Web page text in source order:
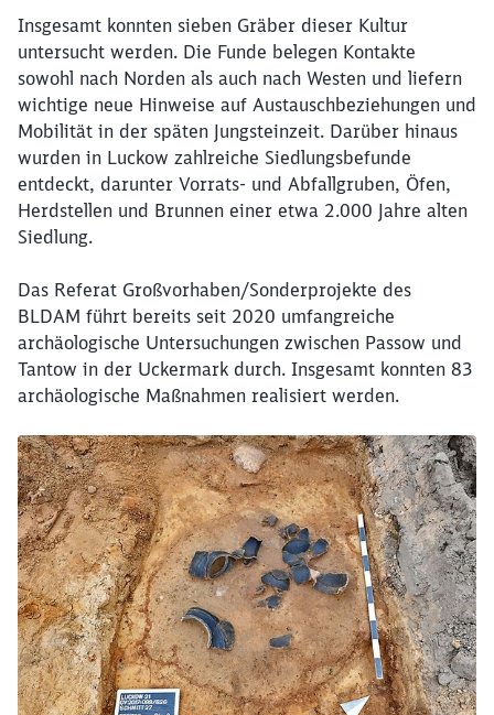
Insgesamt konnten sieben Gräber dieser Kultur
untersucht werden. Die Funde belegen Kontakte
sowohl nach Norden als auch nach Westen und liefern
wichtige neue Hinweise auf Austauschbeziehungen und
Mobilität in der späten Jungsteinzeit. Darüber hinaus
wurden in Luckow zahlreiche Siedlungsbefunde
entdeckt, darunter Vorrats- und Abfallgruben, Öfen,
Herdstellen und Brunnen einer etwa 2.000 Jahre alten
Siedlung.
Das Referat Großvorhaben/Sonderprojekte des
BLDAM führt bereits seit 2020 umfangreiche
archäologische Untersuchungen zwischen Passow und
Tantow in der Uckermark durch. Insgesamt konnten 83
archäologische Maßnahmen realisiert werden.